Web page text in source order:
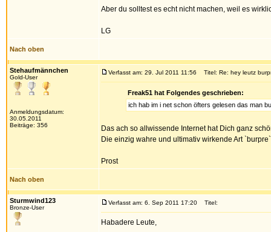
Aber du solltest es echt nicht machen, weil es
LG
Nach oben
Stehaufmännchen
Gold-User
Anmeldungsdatum:
30.05.2011
Beiträge: 356
Verfasst am: 29. Jul 2011 11:56 Titel: Re: hey leutz
Freak51 hat Folgendes geschrieben:
ich hab im i net schon öfters gelesen das man
Das ach so allwissende Internet hat Dich ganz
Die einzig wahre und ultimativ wirkende Art
Prost
Nach oben
Sturmwind123
Bronze-User
Verfasst am: 6. Sep 2011 17:20 Titel:
Habadere Leute,